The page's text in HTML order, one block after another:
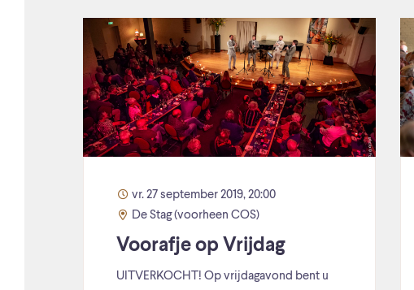
vr. 27 september 2019, 20:00
De Stag (voorheen COS)
Voorafje op Vrijdag
UITVERKOCHT! Op vrijdagavond bent u